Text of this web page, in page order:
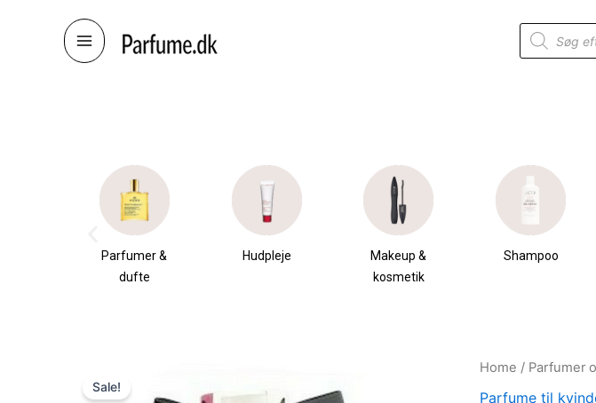
Products
search
Parfumer &
dufte
Hudpleje
Makeup &
kosmetik
Shampoo
Sale!
Home / Parfumer
Parfume til